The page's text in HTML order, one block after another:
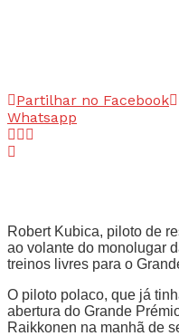
Partilhar no Facebook
Whatsapp
Robert Kubica, piloto de
ao volante do monolugar
treinos livres para o
O piloto polaco, que já
abertura do Grande
Raikkonen na manhã de